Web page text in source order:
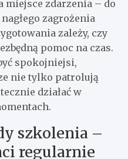
miejsce zdarzenia – do
zagrożenia
zależy, czy
pomoc na czas.
spokojniejsi,
nie tylko patrolują
działać w
szkolenia –
regularnie